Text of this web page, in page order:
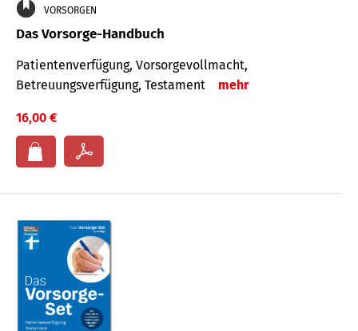
VORSORGEN
Das Vorsorge-Handbuch
Patientenverfügung, Vorsorgevollmacht,
Betreuungsverfügung, Testament
mehr
16,00 €